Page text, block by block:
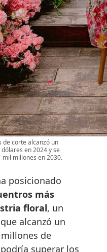
de corte alcanzó un
en 2024 y se
mil millones en 2030.
posicionado
más
floral, un
alcanzó un
de
superar los